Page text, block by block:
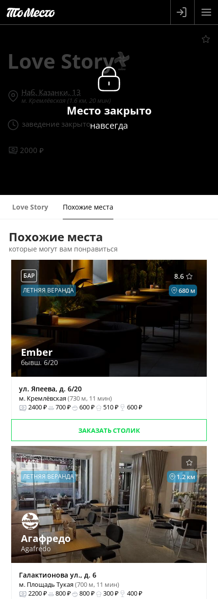
Love Story
Наб. Казанки, 13
м. Кремлёвская (1.6 км, 20 мин)
заведение закрыто
2000 ₽
Место закрыто
навсегда
Love Story Похожие места
Похожие места
которые могут вам понравиться
8.6
БАР
680 м
ЛЕТНЯЯ ВЕРАНДА
Ember
бывш. 6/20
ул. Япеева, д. 6/20
м. Кремлёвская(730 м, 11 мин)
2400 ₽
700 ₽ 600 ₽ 510 ₽ 600 ₽
ЗАКАЗАТЬ СТОЛИК
КАФЕ
1.2 км
ЛЕТНЯЯ ВЕРАНДА
Агафредо
Agafredo
Галактионова ул., д. 6
м. Площадь Тукая(700 м, 11 мин)
2200 ₽
800 ₽ 800 ₽ 300 ₽ 400 ₽